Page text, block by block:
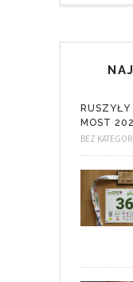
MOST
BEZ